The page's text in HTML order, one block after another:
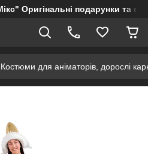
Оригінальні подарунки та
Костюми для аніматорів, дорослі